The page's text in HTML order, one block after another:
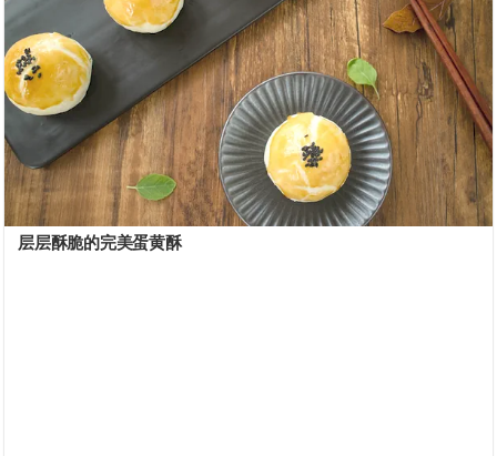
层层酥脆的完美蛋黄酥